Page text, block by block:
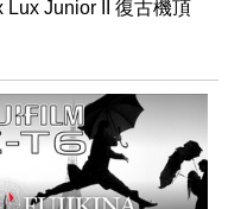
Lux Junior II 復古機頂